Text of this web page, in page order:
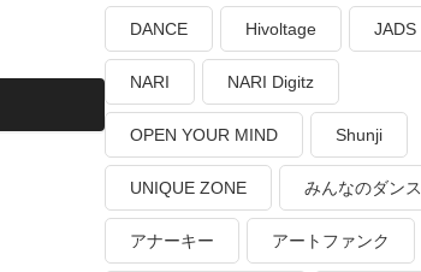
DANCE Hivoltage JADS
NARI NARI Digitz
OPEN YOUR MIND Shunji
UNIQUE ZONE みんなのダンス
アナーキー アートファンク